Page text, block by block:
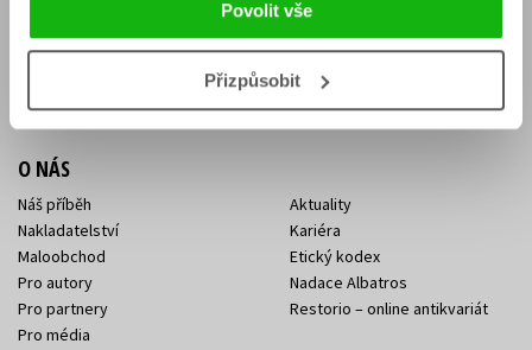
Povolit vše
Přizpůsobit
KONTAKTY
Sídlo společnosti
Kontakty Albatros Media
O NÁS
Náš příběh
Nakladatelství
Maloobchod
Pro autory
Pro partnery
Pro média
Aktuality
Kariéra
Etický kodex
Nadace Albatros
Restorio – online antikvariát